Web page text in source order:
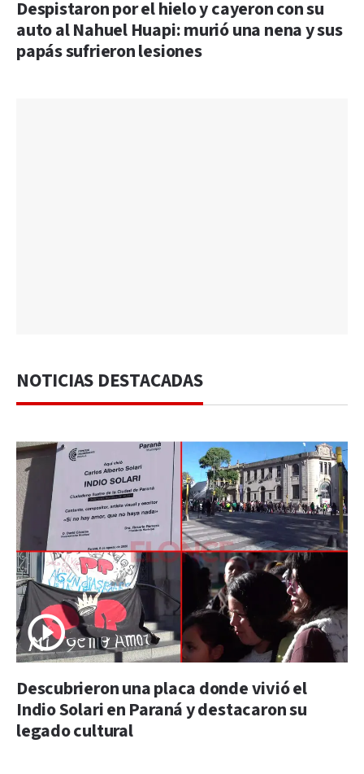
Despistaron por el hielo y cayeron con su
auto al Nahuel Huapi: murió una nena y sus
papás sufrieron lesiones
NOTICIAS DESTACADAS
Descubrieron una placa donde vivió el
Indio Solari en Paraná y destacaron su
legado cultural